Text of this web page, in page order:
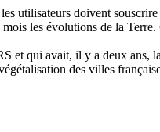
utilisateurs doivent
les évolutions de la
et qui avait, il y a deux ans,
des villes